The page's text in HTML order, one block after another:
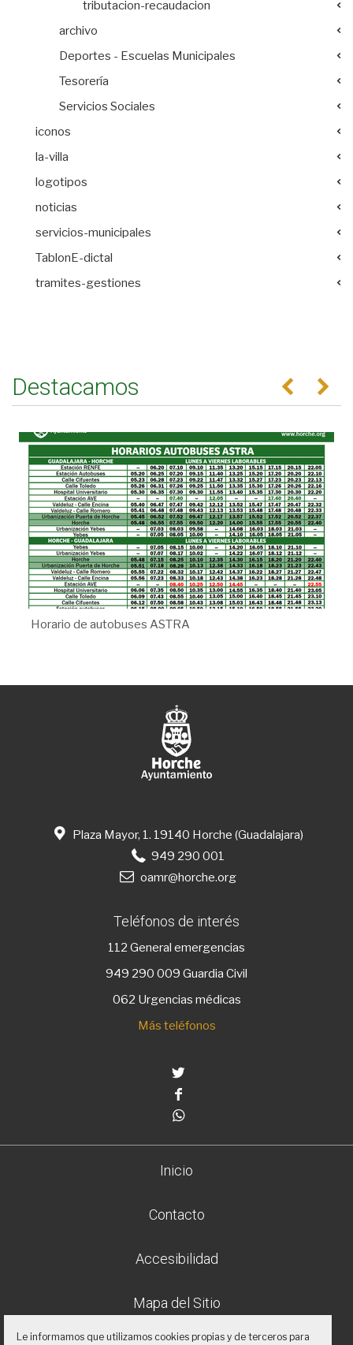
tributacion-recaudacion
archivo
Deportes - Escuelas Municipales
Tesorería
Servicios Sociales
iconos
la-villa
logotipos
noticias
servicios-municipales
TablonE-dictal
tramites-gestiones
Destacamos Anterior
Horario de autobuses ASTRA
Plaza Mayor, 1. 19140 Horche (Guadalajara)
949 290 001
oamr@horche.org
Teléfonos de interés
112 General emergencias
949 290 009 Guardia Civil
062 Urgencias médicas
Más teléfonos
Inicio
Contacto
Accesibilidad
Mapa del Sitio
Le informamos que utilizamos cookies propias y de terceros para